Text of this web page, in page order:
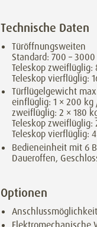
Technische Daten
Türöffnungsweiten
Standard: 700 –
Teleskop zweiflüglig:
Teleskop vierflüglig:
Türflügelgewicht
einflüglig: 1 × 200 kg
zweiflüglig: 2 × 180
Teleskop zweiflüglig:
Teleskop vierflüglig:
Bedieneinheit mit 6
Daueroffen,
Optionen